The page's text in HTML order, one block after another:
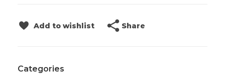
Add to wishlist Share
Categories